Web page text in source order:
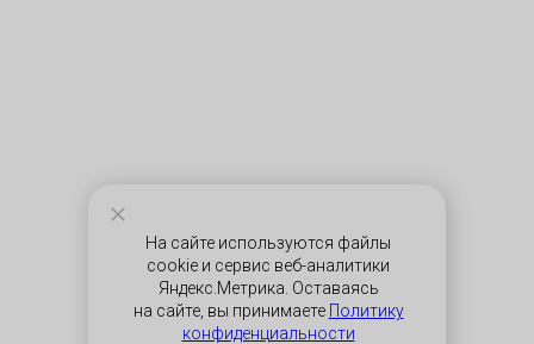
На сайте используются файлы
cookie и сервис веб-аналитики
Яндекс.Метрика. Оставаясь
на сайте, вы принимаете Политику
конфиденциальности